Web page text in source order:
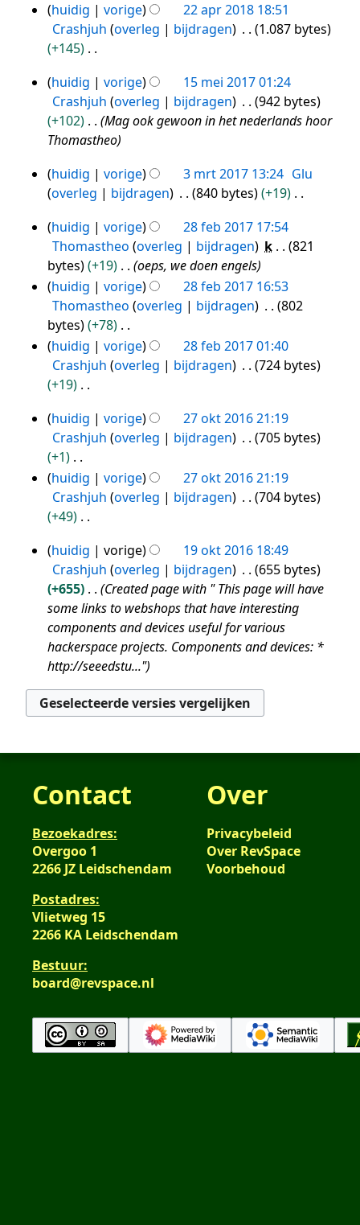
n
g
s
s
a
m
e
n
v
a
t
n
g
e
k
n
g
s
s
a
m
e
n
a
t
i
n
g
b
w
r
i
n
g
s
s
a
m
e
n
a
t
i
g
e
n
e
w
e
r
k
i
g
s
a
m
e
n
a
t
n
g
22
apr
2018
huidig vorige
22 apr 2018 18:51
Crashjuh overleg bijdragen
1.087 bytes
+145
e
n
b
w
e
r
k
i
n
g
s
s
a
m
e
n
a
t
i
g
15
mei
2017
huidig vorige
15 mei 2017 01:24
Crashjuh overleg bijdragen
942 bytes
+102
Mag ook gewoon in het nederlands hoor
Thomastheo
3
mrt
2017
huidig vorige 3 mrt 2017 13:24 Glu
overleg
bijdragen 840 bytes
+19
e
n
b
e
w
e
k
n
g
s
s
a
m
n
a
t
t
i
n
g
28
feb
2017
huidig vorige
28 feb 2017 17:54
Thomastheo overleg bijdragen k
821
bytes
+19
oeps, we doen engels
huidig
vorige
28 feb 2017 16:53
Thomastheo overleg bijdragen
802
bytes
+78
G
e
b
w
e
k
n
g
s
s
a
m
e
n
v
t
i
n
huidig vorige
28 feb 2017 01:40
Crashjuh overleg bijdragen
724 bytes
+19
e
n
b
w
r
i
n
g
s
s
a
m
n
a
t
t
i
n
27
okt
2016
huidig vorige
27 okt 2016 21:19
Crashjuh overleg bijdragen
705 bytes
+1
G
e
b
w
e
r
k
i
n
g
m
e
v
a
t
i
n
huidig vorige
27 okt 2016 21:19
Crashjuh overleg bijdragen
704 bytes
+49
e
n
b
e
w
e
r
k
s
s
m
e
v
a
t
t
i
g
19
okt
2016
huidig vorige
19 okt 2016 18:49
Crashjuh overleg bijdragen
655 bytes
+655
Created page with " This page will have
some links to webshops that have interesting
components and devices useful for various
hackerspace projects. Components and devices: *
http://seeedstu..."
Contact
Bezoekadres:
Overgoo 1
2266 JZ Leidschendam
Postadres:
Vlietweg 15
2266 KA Leidschendam
Bestuur:
board@revspace.nl
Over
Privacybeleid
Over RevSpace
Voorbehoud